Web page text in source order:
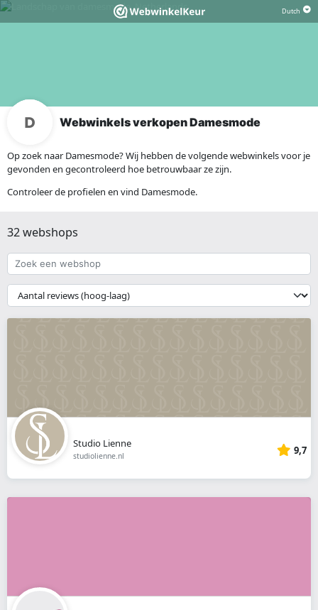
Webwinkels verkopen Damesmode
Op zoek naar Damesmode? Wij hebben de volgende webwinkels voor je
gevonden en gecontroleerd hoe betrouwbaar ze zijn.
Controleer de profielen en vind Damesmode.
32 webshops
Zoek
een
webshop
{{
__('Sort')
}}
Studio Lienne
studiolienne.nl 9,7